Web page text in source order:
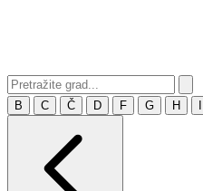
B C Č D F G H